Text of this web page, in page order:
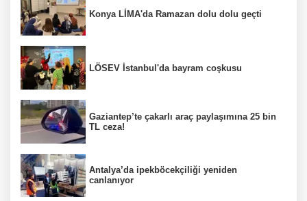
Konya LİMA'da Ramazan dolu dolu geçti
LÖSEV İstanbul'da bayram coşkusu
Gaziantep’te çakarlı araç paylaşımına 25 bin
TL ceza!
Antalya’da ipekböcekçiliği yeniden
canlanıyor